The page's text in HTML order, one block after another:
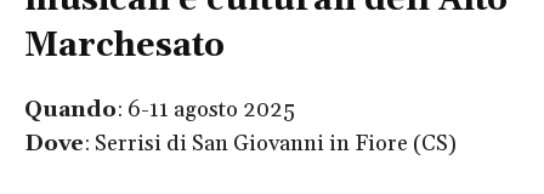
Marchesato
Quando: 6-11 agosto 2025
Dove: Serrisi di San Giovanni in Fiore (CS)